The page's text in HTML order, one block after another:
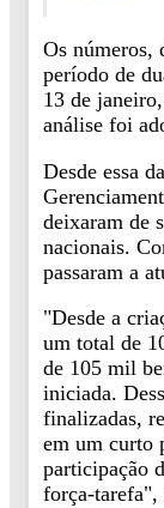
Os números,
período de
13 de
análise foi
Desde essa
deixaram de
nacionais.
passaram a
"Desde a
um total de
de 105 mil
iniciada.
finalizadas,
em um curto
participação
força-